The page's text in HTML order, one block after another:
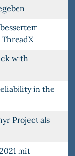
with
in the
Project als
mit